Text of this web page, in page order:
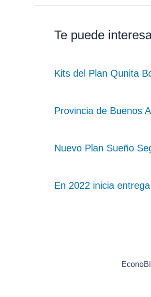
Te puede
Kits del Plan Qunita
Provincia de Buenos
Nuevo Plan Sueño
En 2022 inicia